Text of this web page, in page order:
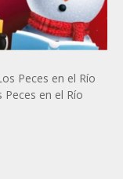
Peces en el Río
en el Río